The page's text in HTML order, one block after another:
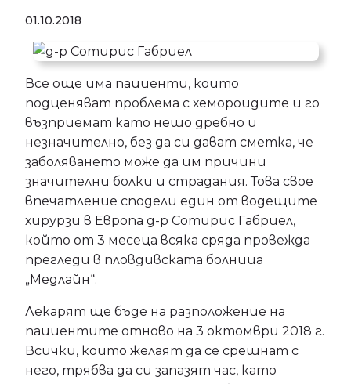
01.10.2018
Все още има пациенти, които
подценяват проблема с хемороидите и го
възприемат като нещо дребно и
незначително, без да си дават сметка, че
заболяването може да им причини
значителни болки и страдания. Това свое
впечатление сподели един от водещите
хирурзи в Европа д-р Сотирис Габриел,
който от 3 месеца всяка сряда провежда
прегледи в пловдивската болница
„Медлайн“.
Лекарят ще бъде на разположение на
пациентите отново на 3 октомври 2018 г.
Всички, които желаят да се срещнат с
него, трябва да си запазят час, като